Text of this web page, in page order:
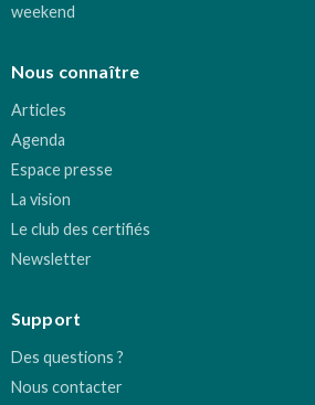
weekend
Nous connaître
Articles
Agenda
Espace presse
La vision
Le club des certifiés
Newsletter
Support
Des questions ?
Nous contacter